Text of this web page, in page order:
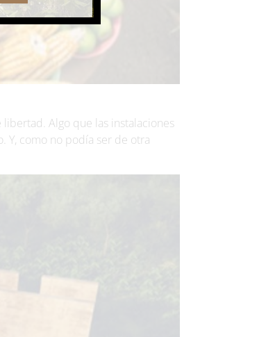
Algo que las instalaciones
Y, como no podía ser de otra